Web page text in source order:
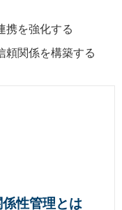
携を強化する
頼関係を構築する
性管理とは